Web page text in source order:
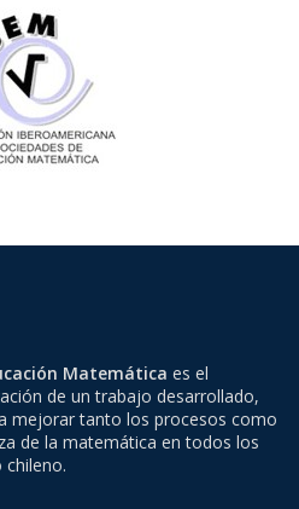
Matemática es el
de un trabajo desarrollado,
mejorar tanto los procesos como
de la matemática en todos los
chileno.